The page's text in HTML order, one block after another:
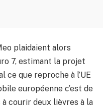
plaidaient alors
7, estimant la projet
que reproche à l’UE
européenne c’est de
courir deux lièvres à la